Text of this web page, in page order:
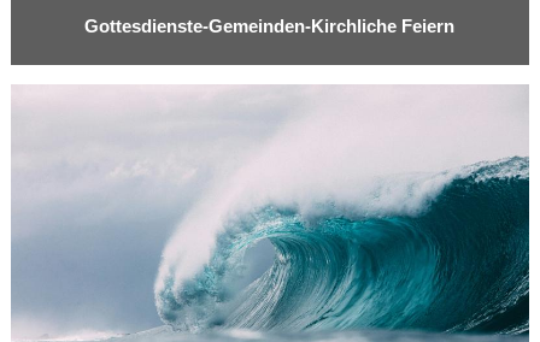
Gottesdienste-Gemeinden-Kirchliche Feiern